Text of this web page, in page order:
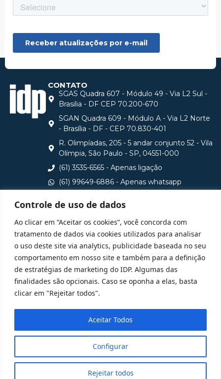
Controle de uso de dados
Ao clicar em “Aceitar os cookies”, você concorda com
tratamento de dados via cookies utilizados para analisar
o uso deste site via analytics, publicidade baseada no seu
comportamento em nosso site e também para a definição
de estratégias de marketing do IDP. Algumas das
finalidades são opcionais. Caso se oponha a elas, basta
clicar em "Rejeitar todos".
Configurar
Rejeitar todos
Aceitar Todos
CONTATO
SGAS Quadra 607 - Módulo 49 - Via L2 Sul -
Brasilia - DF CEP 70.200-670
SGAN Quadra 609 - Módulo A - Via L2 Norte
- Brasília - DF - CEP 70.830-401
R. Olimpíadas, 205 - 5 andar conjunto 52 - Vila
Olímpia, São Paulo - SP, 04551-000
(61) 3535-6565 - Apenas ligação
(61) 99649-6886 - Apenas whatsapp
Consulte aqui o cadastro da Instituição no Sistema e-
MEC
@ 2025 Todos Direitos Reservados